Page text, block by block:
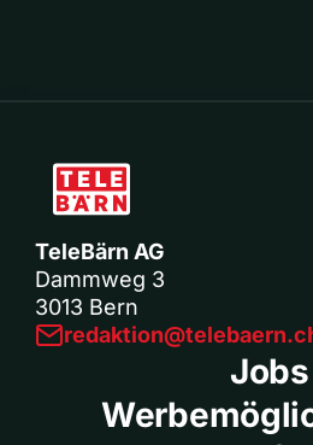
TeleBärn AG
Dammweg 3
3013 Bern
Jobs